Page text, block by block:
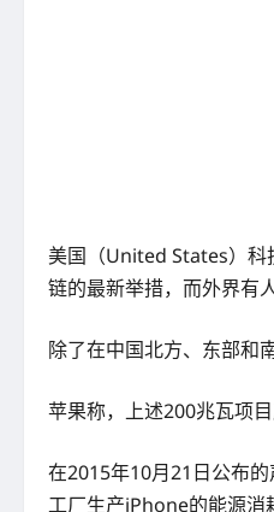
美国（United States）科
链的最新举措，而外界有
除了在中国北方、东部和
苹果称，上述200兆瓦项
在2015年10月21日公布
工厂生产iPhone的能源消